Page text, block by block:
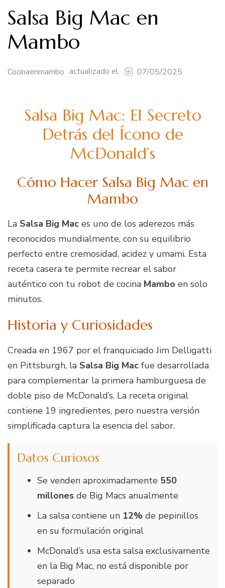
Salsa Big Mac en
Mambo
Cocinaenmambo actualizado el 07/05/2025
Salsa Big Mac: El Secreto
Detrás del Ícono de
McDonald’s
Cómo Hacer Salsa Big Mac en
Mambo
La Salsa Big Mac es uno de los aderezos más
reconocidos mundialmente, con su equilibrio
perfecto entre cremosidad, acidez y umami. Esta
receta casera te permite recrear el sabor
auténtico con tu robot de cocina Mambo en solo
minutos.
Historia y Curiosidades
Creada en 1967 por el franquiciado Jim Delligatti
en Pittsburgh, la Salsa Big Mac fue desarrollada
para complementar la primera hamburguesa de
doble piso de McDonald’s. La receta original
contiene 19 ingredientes, pero nuestra versión
simplificada captura la esencia del sabor.
Datos Curiosos
Se venden aproximadamente 550
millones de Big Macs anualmente
La salsa contiene un 12% de pepinillos
en su formulación original
McDonald’s usa esta salsa exclusivamente
en la Big Mac, no está disponible por
separado